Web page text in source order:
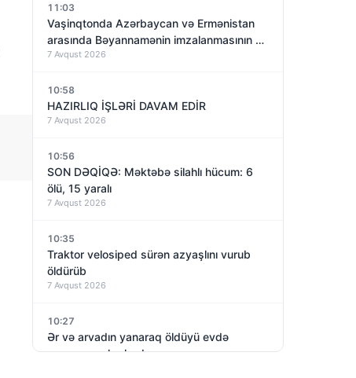
11:03
Vaşinqtonda Azərbaycan və Ermənistan
arasında Bəyannamənin imzalanmasının bir
ili olacaq – nəyə nail olundu?
7 Avqust 2026
10:58
HAZIRLIQ İŞLƏRİ DAVAM EDİR
7 Avqust 2026
10:56
SON DƏQİQƏ: Məktəbə silahlı hücum: 6
ölü, 15 yaralı
7 Avqust 2026
10:35
Traktor velosiped sürən azyaşlını vurub
öldürüb
7 Avqust 2026
10:27
Ər və arvadın yanaraq öldüyü evdə
yanacaq aşkarlanıb